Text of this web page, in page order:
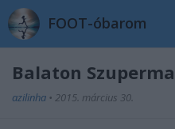
FOOT-óbarom
Balaton
azilinha • 2015. március 30.